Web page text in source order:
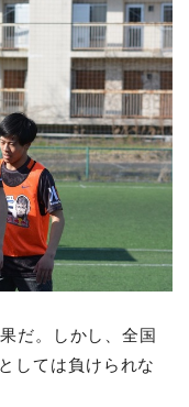
だ。しかし、全国
しては負けられな